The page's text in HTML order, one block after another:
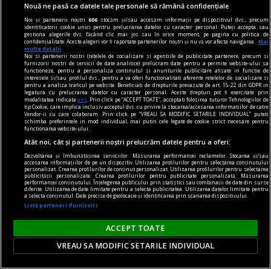
confort
Produse esențiale pentru confortul casei tale
Confortul unei locuințe nu este dat doar de
dimensiunea spațiului sau de aspectul
mobilierului, ci de modul în care toate
elementele funcționează împreună pentru a crea
o atmosferă echilibrată.
Nouă ne pasă ca datele tale personale să rămână confidențiale
Noi și partenerii noștri606 stocăm și/sau accesăm informații pe dispozitivul dvs., precum
identificatorii cookie unici pentru prelucrarea datelor cu caracter personal. Puteți accepta sau
gestiona alegerile dvs. făcând clic mai jos sau în orice moment, pe pagina cu politica de
confidențialitate. Aceste alegeri vor fi raportate partenerilor noștri și nu vă vor afecta navigarea.
Mai
multe detalii
Noi si partenerii nostri (retelele de socializare si agentiile de publicitate partenere, precum si
furnizorii nostri de servicii de date analitice) prelucram date pentru a permite website-ului sa
functioneze, pentru a personaliza continutul si anunturile publicitare afisate in functie de
interesele si/sau profilul dvs., pentru a va oferi functionalitati aferente retelelor de socializare si
pentru a analiza traficul pe website. Beneficiati de drepturile prevazute de art. 15-22 din GDPR in
legatura cu prelucrarea datelor cu caracter personal. Aceste drepturi pot fi exercitate prin
modalitatea indicataaici
. Prin click pe “ACCEPT TOATE”, acceptati folosirea tuturor Tehnologiilor de
tip Cookie, care implica inclusiv acceptul dvs. cu privire la stocarea/accesarea informatiilor de catre
Vendor-ii cu care colaboram. Prin click pe “VREAU SA MODIFIC SETARILE INDIVIDUAL” puteti
schimba preferintele in mod individual, mai putin cele legate de cookie strict necesare pentru
functionarea website-ului.
Atât noi, cât și partenerii noștri prelucrăm datele pentru a oferi:
Dezvoltarea și îmbunătățirea serviciilor. Măsurarea performanței reclamelor. Stocarea și/sau
accesarea informațiilor de pe un dispozitiv. Utilizarea profilurilor pentru selectarea conținutului
personalizat. Crearea profilurilor de conținut personalizat. Utilizarea profilurilor pentru selectarea
publicității personalizate. Crearea profilurilor pentru publicitate personalizată. Măsurarea
performanței conținutului. Înțelegerea publicului prin statistici sau combinații de date din surse
diferite. Utilizarea de date limitate pentru a selecta publicitatea. Utilizarea datelor limitate pentru
a selecta conținutul. Date precise de geolocație și identificarea prin scanarea dispozitivului.
Listă parteneri (furnizori)
ACCEPT TOATE
VREAU SA MODIFIC SETARILE INDIVIDUAL